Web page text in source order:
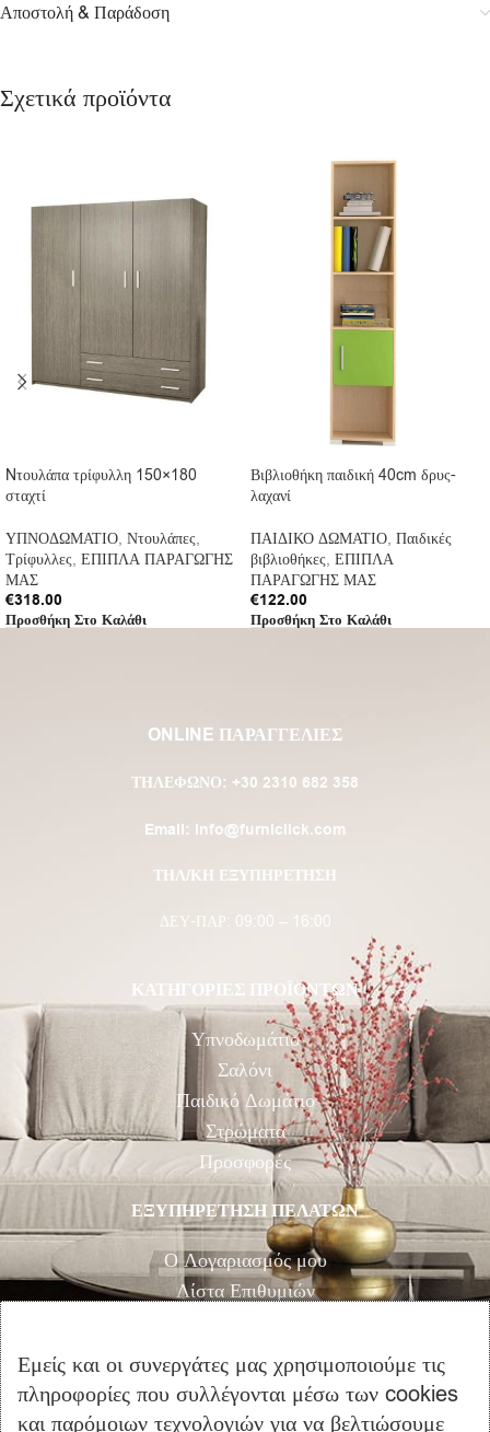
Αποστολή & Παράδοση
Σχετικά προϊόντα
Nτουλάπα τρίφυλλη 150×180
σταχτί
ΥΠΝΟΔΩΜΑΤΙΟ, Ντουλάπες,
Τρίφυλλες, ΕΠΙΠΛΑ ΠΑΡΑΓΩΓΗΣ
ΜΑΣ
€318.00
Προσθήκη Στο Καλάθι
Βιβλιοθήκη παιδική 40cm δρυς-
λαχανί
ΠΑΙΔΙΚΟ ΔΩΜΑΤΙΟ, Παιδικές
βιβλιοθήκες, ΕΠΙΠΛΑ
ΠΑΡΑΓΩΓΗΣ ΜΑΣ
€122.00
Προσθήκη Στο Καλάθι
ONLINE ΠΑΡΑΓΓΕΛΙΕΣ
ΤΗΛΈΦΩΝΟ: +30 2310 682 358
Email: info@furniclick.com
ΤΗΛ/ΚΗ ΕΞΥΠΗΡΕΤΗΣΗ
ΔΕΥ-ΠΑΡ: 09:00 – 16:00
ΚΑΤΗΓΟΡΙΕΣ ΠΡΟΪΟΝΤΩΝ
Υπνοδωμάτιο
Σαλόνι
Παιδικό Δωμάτιο
Στρώματα
Προσφορές
ΕΞΥΠΗΡΕΤΗΣΗ ΠΕΛΑΤΩΝ
Ο Λογαριασμός μου
Λίστα Επιθυμιών
Καλάθι Αγορών
Επικοινωνία
Εμείς και οι συνεργάτες μας χρησιμοποιούμε τις
πληροφορίες που συλλέγονται μέσω των cookies
και παρόμοιων τεχνολογιών για να βελτιώσουμε